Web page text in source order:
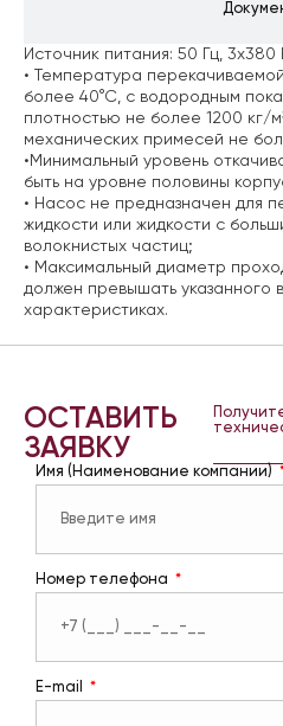
Источник питания: 50 Гц, 3х380
• Температура
более 40°С, с водородным
плотностью не более 1200 кг/
механических примесей не
•Минимальный уровень
быть на уровне половины
• Насос не предназначен для
жидкости или жидкости с
волокнистых частиц;
• Максимальный диаметр
должен превышать указанного
характеристиках.
ОСТАВИТЬ
ЗАЯВКУ
Имя (Наименование компании)
Номер телефона
E-mail